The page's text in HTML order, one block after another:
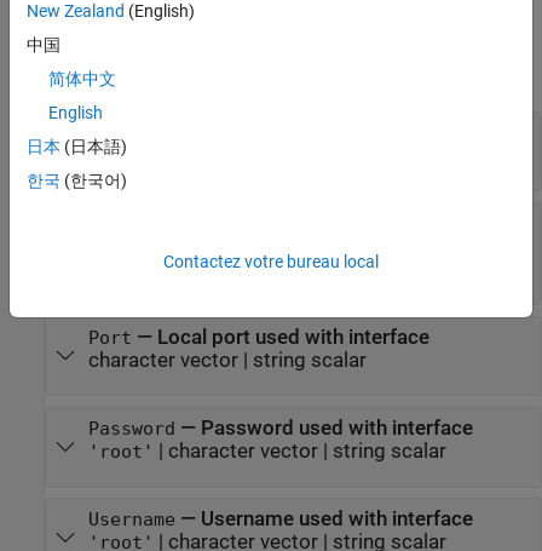
Properties
expand all
character vector
'127.0.0.0'|character vector|
Port — Local port used with interface
character vector| string scalar
Password — Password used with interface
'root' | character vector| string scalar
Username — Username used with interface
'root' character vector| string scalar
New Zealand (English)
中国
简体中文
English
日本 (日本語)
한국 (한국어)
Contactez votre bureau local